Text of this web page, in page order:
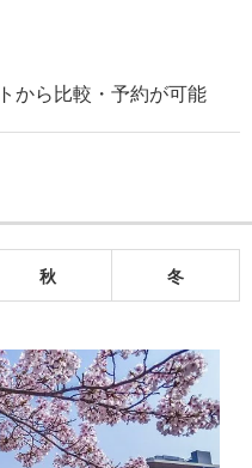
から比較・予約が可能
秋 冬